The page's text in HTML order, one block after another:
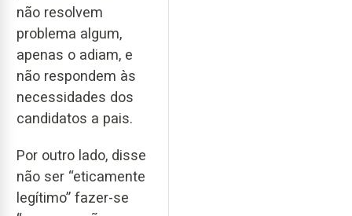
não resolvem
problema algum,
apenas o adiam, e
não respondem às
necessidades dos
candidatos a pais.
Por outro lado, disse
não ser “eticamente
legítimo” fazer-se